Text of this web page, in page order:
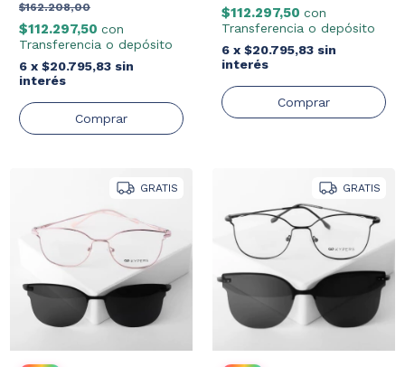
$162.208,00
$112.297,50 con
Transferencia o depósito
6 x $20.795,83 sin
interés
$112.297,50 con
Transferencia o depósito
6 x $20.795,83 sin
interés
GRATIS GRATIS